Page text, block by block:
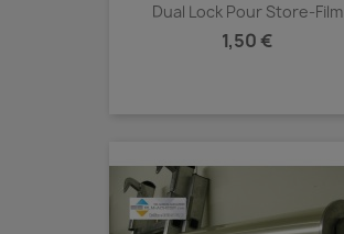
Dual Lock Pour Store-Film
Prix
1,50 €